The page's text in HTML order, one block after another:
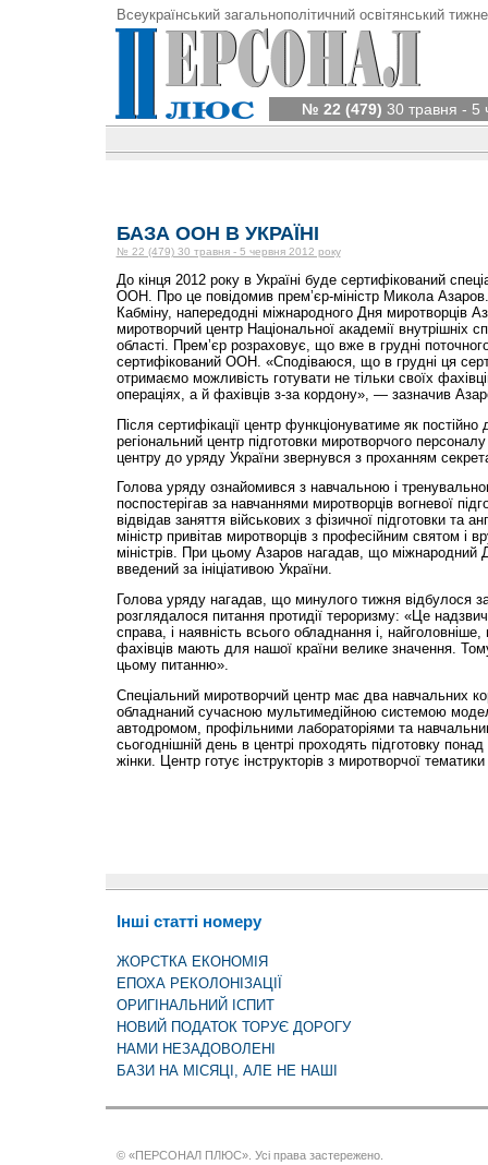
Всеукраїнський загальнополітичний освітянський
№ 22 (479) 30 травня - 5
БАЗА ООН В УКРАЇНІ
№ 22 (479) 30 травня - 5 червня 2012 року
До кінця 2012 року в Україні буде сертифікований
ООН. Про це повідомив прем’єр-міністр Микола
Кабміну, напередодні міжнародного Дня миротворців
миротворчий центр Національної академії внутрішніх
області. Прем’єр розраховує, що вже в грудні
сертифікований ООН. «Сподіваюся, що в грудні ця
отримаємо можливість готувати не тільки своїх
операціях, а й фахівців з-за кордону», — зазначив
Після сертифікації центр функціонуватиме як
регіональний центр підготовки миротворчого
центру до уряду України звернувся з проханням
Голова уряду ознайомився з навчальною і
поспостерігав за навчаннями миротворців вогневої
відвідав заняття військових з фізичної підготовки та
міністр привітав миротворців з професійним святом і
міністрів. При цьому Азаров нагадав, що
введений за ініціативою України.
Голова уряду нагадав, що минулого тижня відбулося
розглядалося питання протидії тероризму: «Це
справа, і наявність всього обладнання і, найголовніше,
фахівців мають для нашої країни велике значення.
цьому питанню».
Спеціальний миротворчий центр має два навчальних
обладнаний сучасною мультимедійною системою
автодромом, профільними лабораторіями та
сьогоднішній день в центрі проходять підготовку
жінки. Центр готує інструкторів з миротворчої
Інші статті номеру
ЖОРСТКА ЕКОНОМІЯ
ЕПОХА РЕКОЛОНІЗАЦІЇ
ОРИГІНАЛЬНИЙ ІСПИТ
НОВИЙ ПОДАТОК ТОРУЄ ДОРОГУ
НАМИ НЕЗАДОВОЛЕНІ
БАЗИ НА МІСЯЦІ, АЛЕ НЕ НАШІ
© «ПЕРСОНАЛ ПЛЮС». Усі права застережено.